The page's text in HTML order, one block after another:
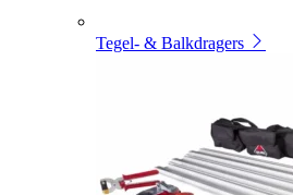
Tegel- & Balkdragers